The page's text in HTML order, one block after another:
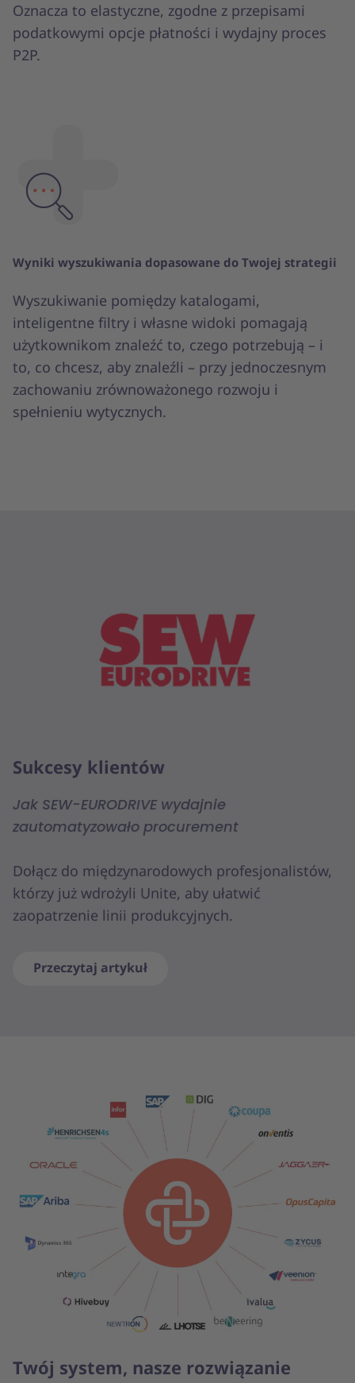
Oznacza to elastyczne, zgodne z przepisami
podatkowymi opcje płatności i wydajny proces
P2P.
Wyniki wyszukiwania dopasowane do Twojej strategii
Wyszukiwanie pomiędzy katalogami,
inteligentne filtry i własne widoki pomagają
użytkownikom znaleźć to, czego potrzebują – i
to, co chcesz, aby znaleźli – przy jednoczesnym
zachowaniu zrównoważonego rozwoju i
spełnieniu wytycznych.
Sukcesy klientów
Jak SEW-EURODRIVE wydajnie
zautomatyzowało procurement
Dołącz do międzynarodowych profesjonalistów,
którzy już wdrożyli Unite, aby ułatwić
zaopatrzenie linii produkcyjnych.
Przeczytaj artykuł
Twój system, nasze rozwiązanie